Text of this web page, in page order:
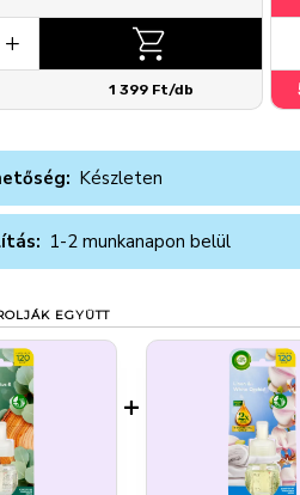
+
1 399 Ft/db
Készleten
1-2 munkanapon belül
EGYÜTT
+